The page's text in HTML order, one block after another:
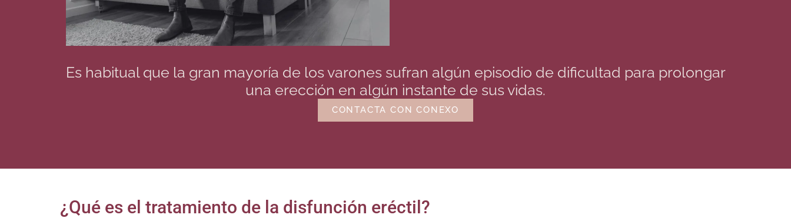
Es habitual que la gran mayoría de los varones sufran algún episodio de dificultad para prolongar
una erección en algún instante de sus vidas.
CONTACTA CON CONEXO
¿Qué es el tratamiento de la disfunción eréctil?